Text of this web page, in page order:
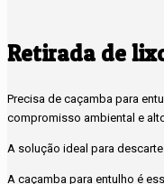
Retirada de
Precisa de caçamba para
compromisso ambiental e
A solução ideal para
A caçamba para entulho é